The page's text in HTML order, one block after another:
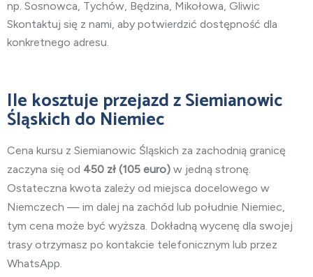
np. Sosnowca, Tychów, Będzina, Mikołowa, Gliwic
Skontaktuj się z nami, aby potwierdzić dostępność dla
konkretnego adresu.
Ile kosztuje przejazd z Siemianowic
Śląskich do Niemiec
Cena kursu z Siemianowic Śląskich za zachodnią granicę
zaczyna się od 450 zł (105 euro) w jedną stronę.
Ostateczna kwota zależy od miejsca docelowego w
Niemczech — im dalej na zachód lub południe Niemiec,
tym cena może być wyższa. Dokładną wycenę dla swojej
trasy otrzymasz po kontakcie telefonicznym lub przez
WhatsApp.